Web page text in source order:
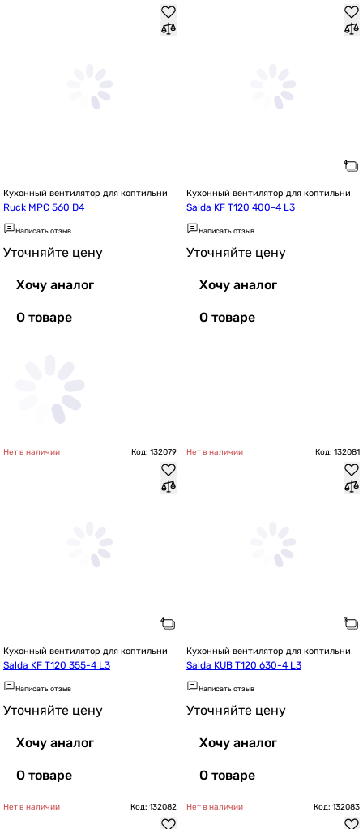
Кухонный вентилятор для коптильни
Ruck MPC 560 D4
Написать отзыв
Уточняйте цену
Хочу аналог
О товаре
Кухонный вентилятор для коптильни
Salda KF T120 400-4 L3
Написать отзыв
Уточняйте цену
Хочу аналог
О товаре
Нет в наличии Код: 132079
Кухонный вентилятор для коптильни
Salda KF T120 355-4 L3
Написать отзыв
Уточняйте цену
Хочу аналог
О товаре
Нет в наличии Код: 132081
Кухонный вентилятор для коптильни
Salda KUB T120 630-4 L3
Написать отзыв
Уточняйте цену
Хочу аналог
О товаре
Нет в наличии Код: 132082 Нет в наличии Код: 132083